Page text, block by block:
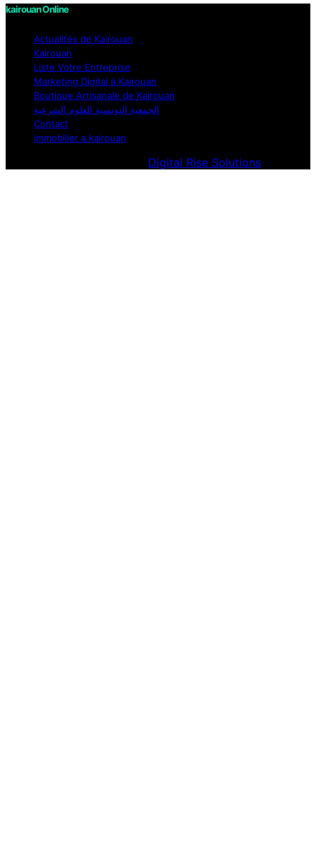
kairouan Online
Actualités de Kairouan
Kairouan
Liste Votre Entreprise
Marketing Digital à Kairouan
Boutique Artisanale de Kairouan
الجمعية التونسية للعلوم الشرعية
Contact
immobilier a kairouan
Digital Rise Solutions